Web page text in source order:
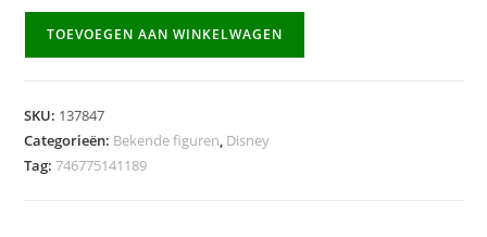
aantal
TOEVOEGEN AAN WINKELWAGEN
SKU: 137847
Categorieën: Bekende figuren, Disney
Tag:746775141189